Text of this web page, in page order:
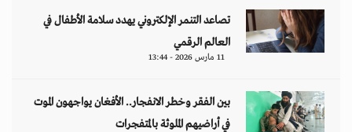
تصاعد التنمر الإلكتروني يهدد سلامة الأطفال في
العالم الرقمي
11 مارس 2026 - 13:44
بين الفقر وخطر الانفجار.. الأفغان يواجهون الموت
في أراضيهم الملوثة بالمتفجرات